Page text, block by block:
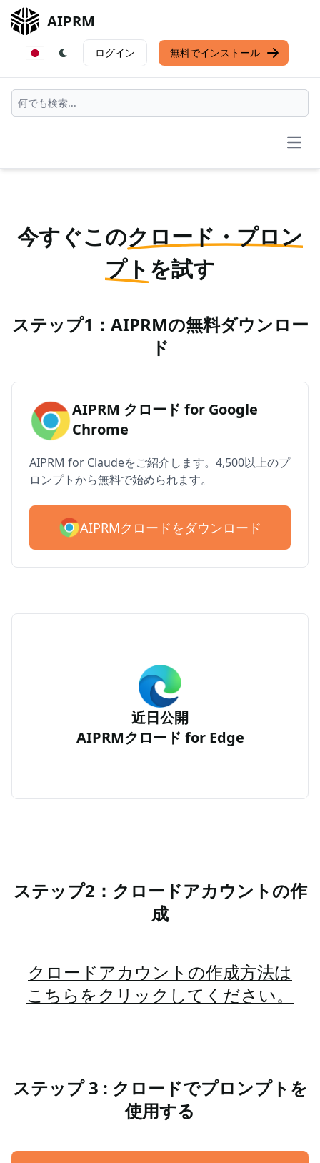
AIPRM
ログイン 無料でインストール
今すぐこのクロード・プロン
プト を試す
ステップ1：AIPRMの無料ダウンロー
ド
AIPRM クロード for Google
Chrome
AIPRM for Claudeをご紹介します。4,500以上のプ
ロンプトから無料で始められます。
AIPRMクロードをダウンロード
近日公開
AIPRMクロード for Edge
ステップ2：クロードアカウントの作
成
クロードアカウントの作成方法は
こちらをクリックしてください。
ステップ 3 : クロードでプロンプトを
使用する